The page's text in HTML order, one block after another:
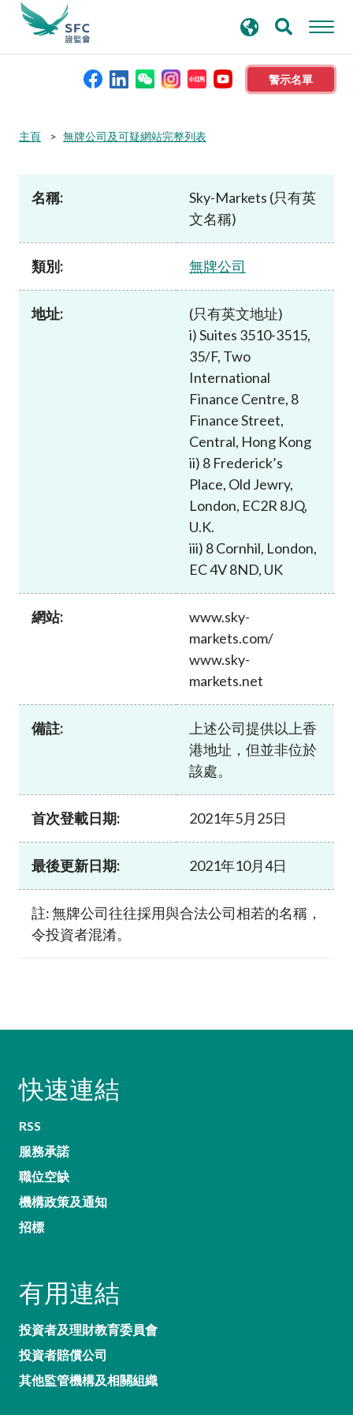
警示名單
本會簡介
資料庫
新聞稿及公布
尋
主頁 無牌公司及可疑網站完整列表
名稱:
Sky-Markets (只有英
文名稱)
類別: 無牌公司
地址:
(只有英文地址)
i) Suites 3510-3515,
35/F, Two
International
Finance Centre, 8
Finance Street,
Central, Hong Kong
ii) 8 Frederick’s
Place, Old Jewry,
London, EC2R 8JQ,
U.K.
iii) 8 Cornhil, London,
EC 4V 8ND, UK
網站:
www.sky-
markets.com/
www.sky-
markets.net
備註:
上述公司提供以上香
港地址，但並非位於
該處。
首次登載日期: 2021年5月25日
最後更新日期: 2021年10月4日
註: 無牌公司往往採用與合法公司相若的名稱，
令投資者混淆。
快速連結
RSS
服務承諾
職位空缺
機構政策及通知
招標
有用連結
投資者及理財教育委員會
投資者賠償公司
其他監管機構及相關組織